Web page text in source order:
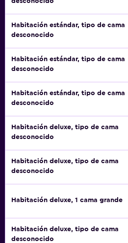
Habitación estándar, tipo de cama
desconocido
Habitación estándar, tipo de cama
desconocido
Habitación estándar, tipo de cama
desconocido
Habitación deluxe, tipo de cama
desconocido
Habitación deluxe, tipo de cama
desconocido
Habitación deluxe, 1 cama grande
Habitación deluxe, tipo de cama
desconocido